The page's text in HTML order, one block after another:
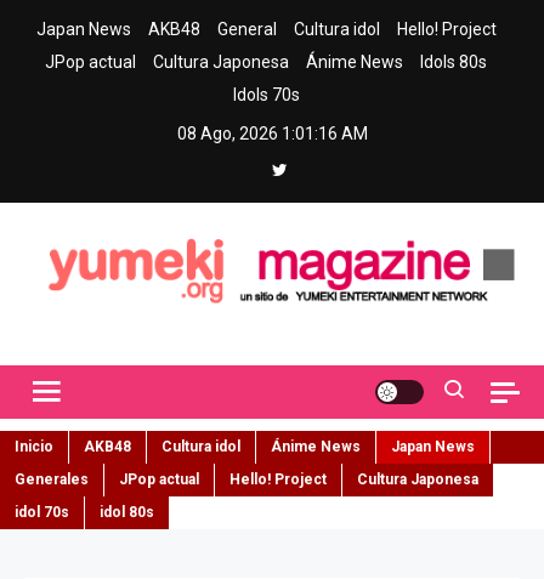
Japan News AKB48 General Cultura idol
Hello! Project
JPop actual
Cultura Japonesa Ánime News
Idols 80s
Idols 70s
08 Ago, 2026 1:01:17 AM
Inicio AKB48 Cultura idol Ánime News
Japan News
Generales
JPop actual Hello! Project
Cultura Japonesa
idol 70s
idol 80s